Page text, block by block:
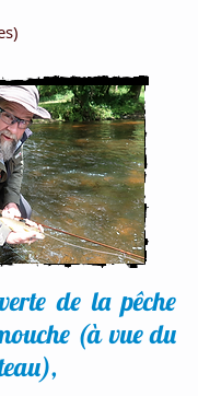
de la pêche
(à vue du